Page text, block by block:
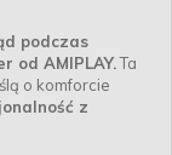
podczas
od AMIPLAY.Ta
o komforcie
z